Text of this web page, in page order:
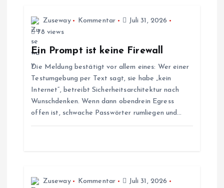
Zuseway Kommentar
Juli 31, 2026
78 views
Ein Prompt ist keine Firewall
Die Meldung bestätigt vor allem eines: Wer einer
Testumgebung per Text sagt, sie habe „kein
Internet“, betreibt Sicherheitsarchitektur nach
Wunschdenken. Wenn dann obendrein Egress
offen ist, schwache Passwörter rumliegen und…
Zuseway Kommentar Juli 31, 2026